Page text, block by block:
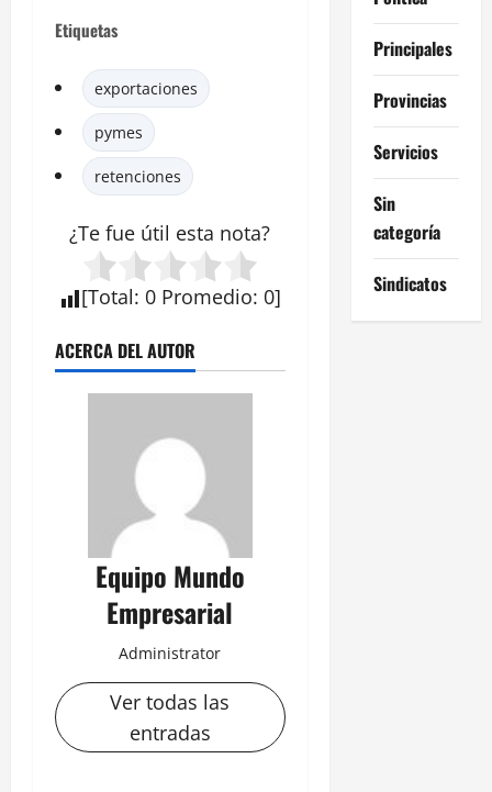
Etiquetas
exportaciones
pymes
retenciones
¿Te fue útil esta nota?
[Total: 0 Promedio: 0]
ACERCA DEL AUTOR
Equipo Mundo
Empresarial
Administrator
Ver todas las
entradas
Principales
Provincias
Servicios
Sin
categoría
Sindicatos